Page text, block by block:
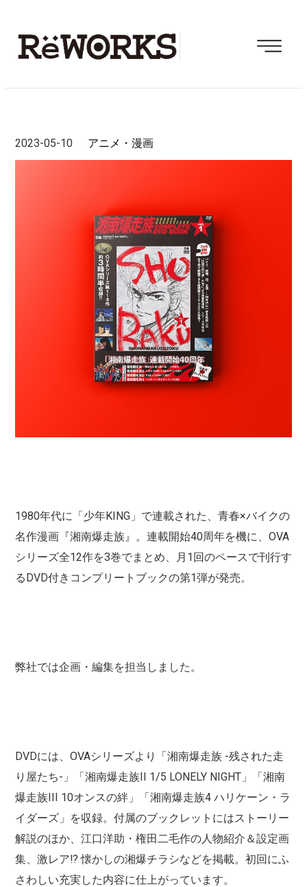
2023-05-10 アニメ・漫画
1980年代に「少年KING」で連載された、青春×バイクの
名作漫画『湘南爆走族』。連載開始40周年を機に、OVA
シリーズ全12作を3巻でまとめ、月1回のペースで刊行す
るDVD付きコンプリートブックの第1弾が発売。
弊社では企画・編集を担当しました。
DVDには、OVAシリーズより「湘南爆走族 -残された走
り屋たち-」「湘南爆走族II 1/5 LONELY NIGHT」「湘南
爆走族III 10オンスの絆」「湘南爆走族4 ハリケーン・ラ
イダーズ」を収録。付属のブックレットにはストーリー
解説のほか、江口洋助・権田二毛作の人物紹介＆設定画
集、激レア!? 懐かしの湘爆チラシなどを掲載。初回にふ
さわしい充実した内容に仕上がっています。